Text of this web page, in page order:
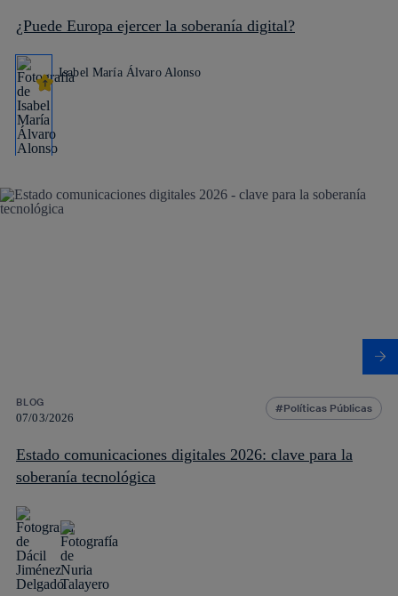
¿Puede Europa ejercer la soberanía digital?
Isabel María Álvaro Alonso
BLOG
07/03/2026
Políticas Públicas
Estado comunicaciones digitales 2026: clave para la
soberanía tecnológica